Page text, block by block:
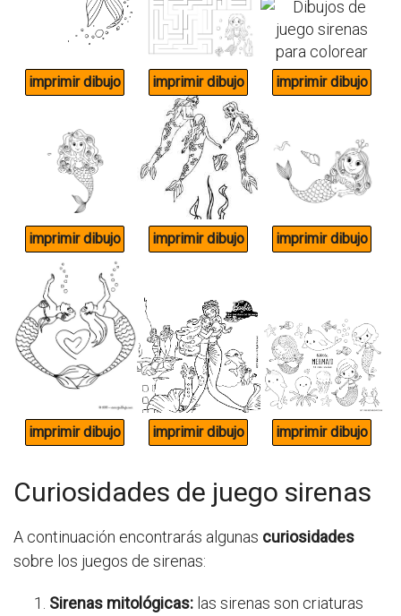
Curiosidades de juego sirenas
A continuación encontrarás algunas curiosidades
sobre los juegos de sirenas:
Sirenas mitológicas: las sirenas son criaturas